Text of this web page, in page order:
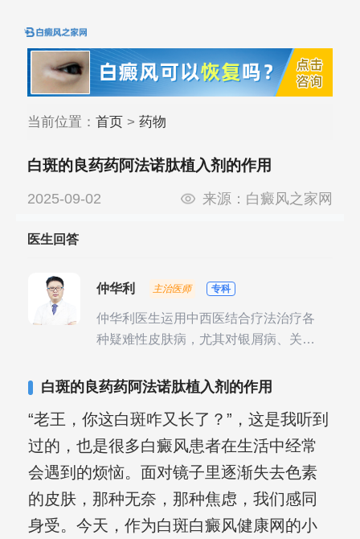
当前位置： 首页> 药物
白斑的良药药阿法诺肽植入剂的作用
2025-09-02 来源： 白癜风之家网
医生回答
仲华利 主治医师 专科
仲华利医生运用中西医结合疗法治疗各
种疑难性皮肤病，尤其对银屑病、关节
白斑的良药药阿法诺肽植入剂的作用
“老王，你这白斑咋又长了？”，这是我听到
过的，也是很多白癜风患者在生活中经常
会遇到的烦恼。面对镜子里逐渐失去色素
的皮肤，那种无奈，那种焦虑，我们感同
身受。今天，作为白斑白癜风健康网的小